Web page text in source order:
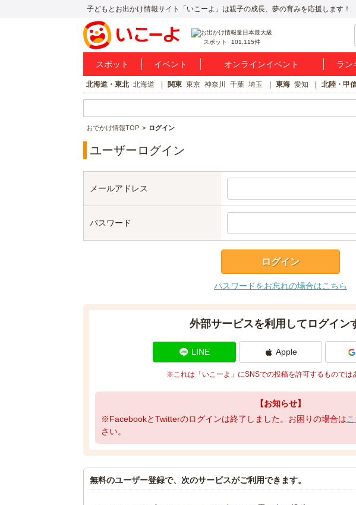
子どもとお出かけ情報サイト「いこーよ」は親子の成長、夢の育みを応援します！
スポット 101,115件
スポット イベント オンラインイベント ラン
北海道・東北 北海道 関東 東京 神奈川 千葉 埼玉 東海 愛知 北陸・甲
おでかけ情報TOP ログイン
ユーザーログイン
メールアドレス
パスワード
パスワードをお忘れの場合はこちら
外部サービスを利用してログイン
LINE Apple
※これは「いこーよ」にSNSでの投稿を許可するものでは
【お知らせ】
※FacebookとTwitterのログインは終了しました。お困りの場合は
さい。
無料のユーザー登録で、次のサービスがご利用できます。